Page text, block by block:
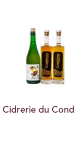
Cidrerie du